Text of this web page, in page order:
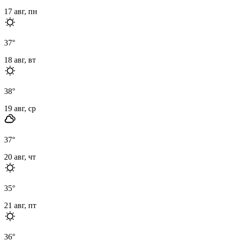
17 авг, пн
37°
18 авг, вт
38°
19 авг, ср
37°
20 авг, чт
35°
21 авг, пт
36°